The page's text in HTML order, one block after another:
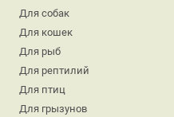
Для собак
Для кошек
Для рыб
Для рептилий
Для птиц
Для грызунов